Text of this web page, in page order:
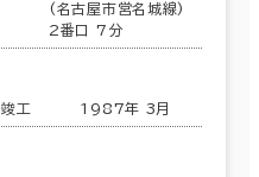
(名古屋市営名城線)
2番口 7分
竣工 1987年 3月